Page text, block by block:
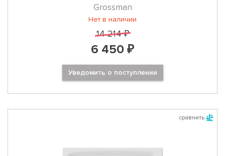
Grossman
Нет в наличии
14 214 ₽
6 450 ₽
Уведомить о поступлении
сравнить